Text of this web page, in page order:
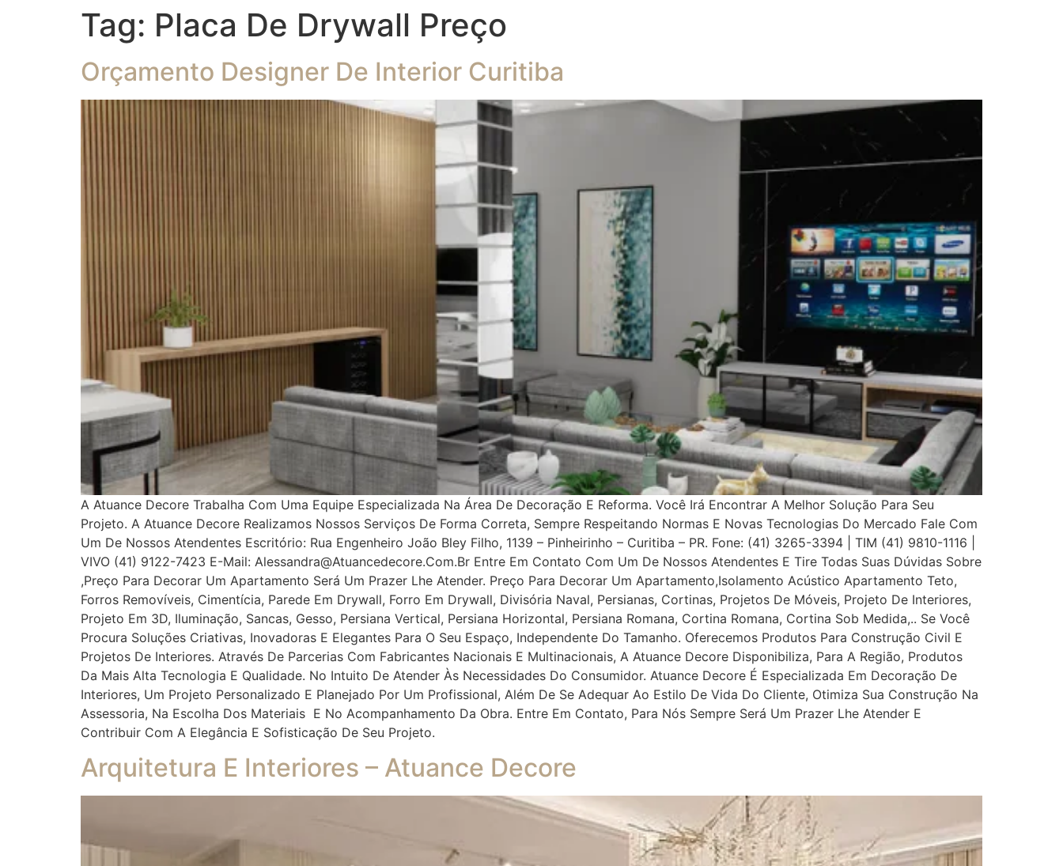
Tag: Placa De Drywall Preço
Orçamento Designer De Interior Curitiba
A Atuance Decore Trabalha Com Uma Equipe Especializada Na Área De Decoração E Reforma. Você Irá Encontrar A Melhor Solução Para Seu
Projeto. A Atuance Decore Realizamos Nossos Serviços De Forma Correta, Sempre Respeitando Normas E Novas Tecnologias Do Mercado Fale Com
Um De Nossos Atendentes Escritório: Rua Engenheiro João Bley Filho, 1139 – Pinheirinho – Curitiba – PR. Fone: (41) 3265-3394 | TIM (41) 9810-1116 |
VIVO (41) 9122-7423 E-Mail: Alessandra@atuancedecore.com.br Entre Em Contato Com Um De Nossos Atendentes E Tire Todas Suas Dúvidas Sobre
,Preço Para Decorar Um Apartamento Será Um Prazer Lhe Atender. Preço Para Decorar Um Apartamento,Isolamento Acústico Apartamento Teto,
Forros Removíveis, Cimentícia, Parede Em Drywall, Forro Em Drywall, Divisória Naval, Persianas, Cortinas, Projetos De Móveis, Projeto De Interiores,
Projeto Em 3D, Iluminação, Sancas, Gesso, Persiana Vertical, Persiana Horizontal, Persiana Romana, Cortina Romana, Cortina Sob Medida,.. Se Você
Procura Soluções Criativas, Inovadoras E Elegantes Para O Seu Espaço, Independente Do Tamanho. Oferecemos Produtos Para Construção Civil E
Projetos De Interiores. Através De Parcerias Com Fabricantes Nacionais E Multinacionais, A Atuance Decore Disponibiliza, Para A Região, Produtos
Da Mais Alta Tecnologia E Qualidade. No Intuito De Atender Às Necessidades Do Consumidor. Atuance Decore É Especializada Em Decoração De
Interiores, Um Projeto Personalizado E Planejado Por Um Profissional, Além De Se Adequar Ao Estilo De Vida Do Cliente, Otimiza Sua Construção Na
Assessoria, Na Escolha Dos Materiais E No Acompanhamento Da Obra. Entre Em Contato, Para Nós Sempre Será Um Prazer Lhe Atender E
Contribuir Com A Elegância E Sofisticação De Seu Projeto.
Arquitetura E Interiores – Atuance Decore